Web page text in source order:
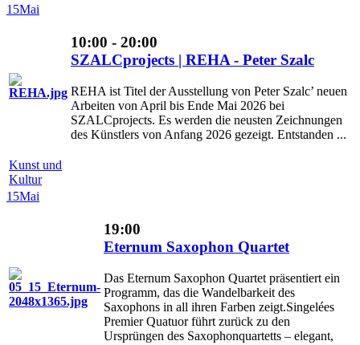
15Mai
10:00 - 20:00
SZALCprojects | REHA - Peter Szalc
REHA ist Titel der Ausstellung von Peter Szalc’ neuen
Arbeiten von April bis Ende Mai 2026 bei
SZALCprojects. Es werden die neusten Zeichnungen
des Künstlers von Anfang 2026 gezeigt. Entstanden ...
Kunst und
Kultur
15Mai
19:00
Eternum Saxophon Quartet
Das Eternum Saxophon Quartet präsentiert ein
Programm, das die Wandelbarkeit des
Saxophons in all ihren Farben zeigt.Singelées
Premier Quatuor führt zurück zu den
Ursprüngen des Saxophonquartetts – elegant,